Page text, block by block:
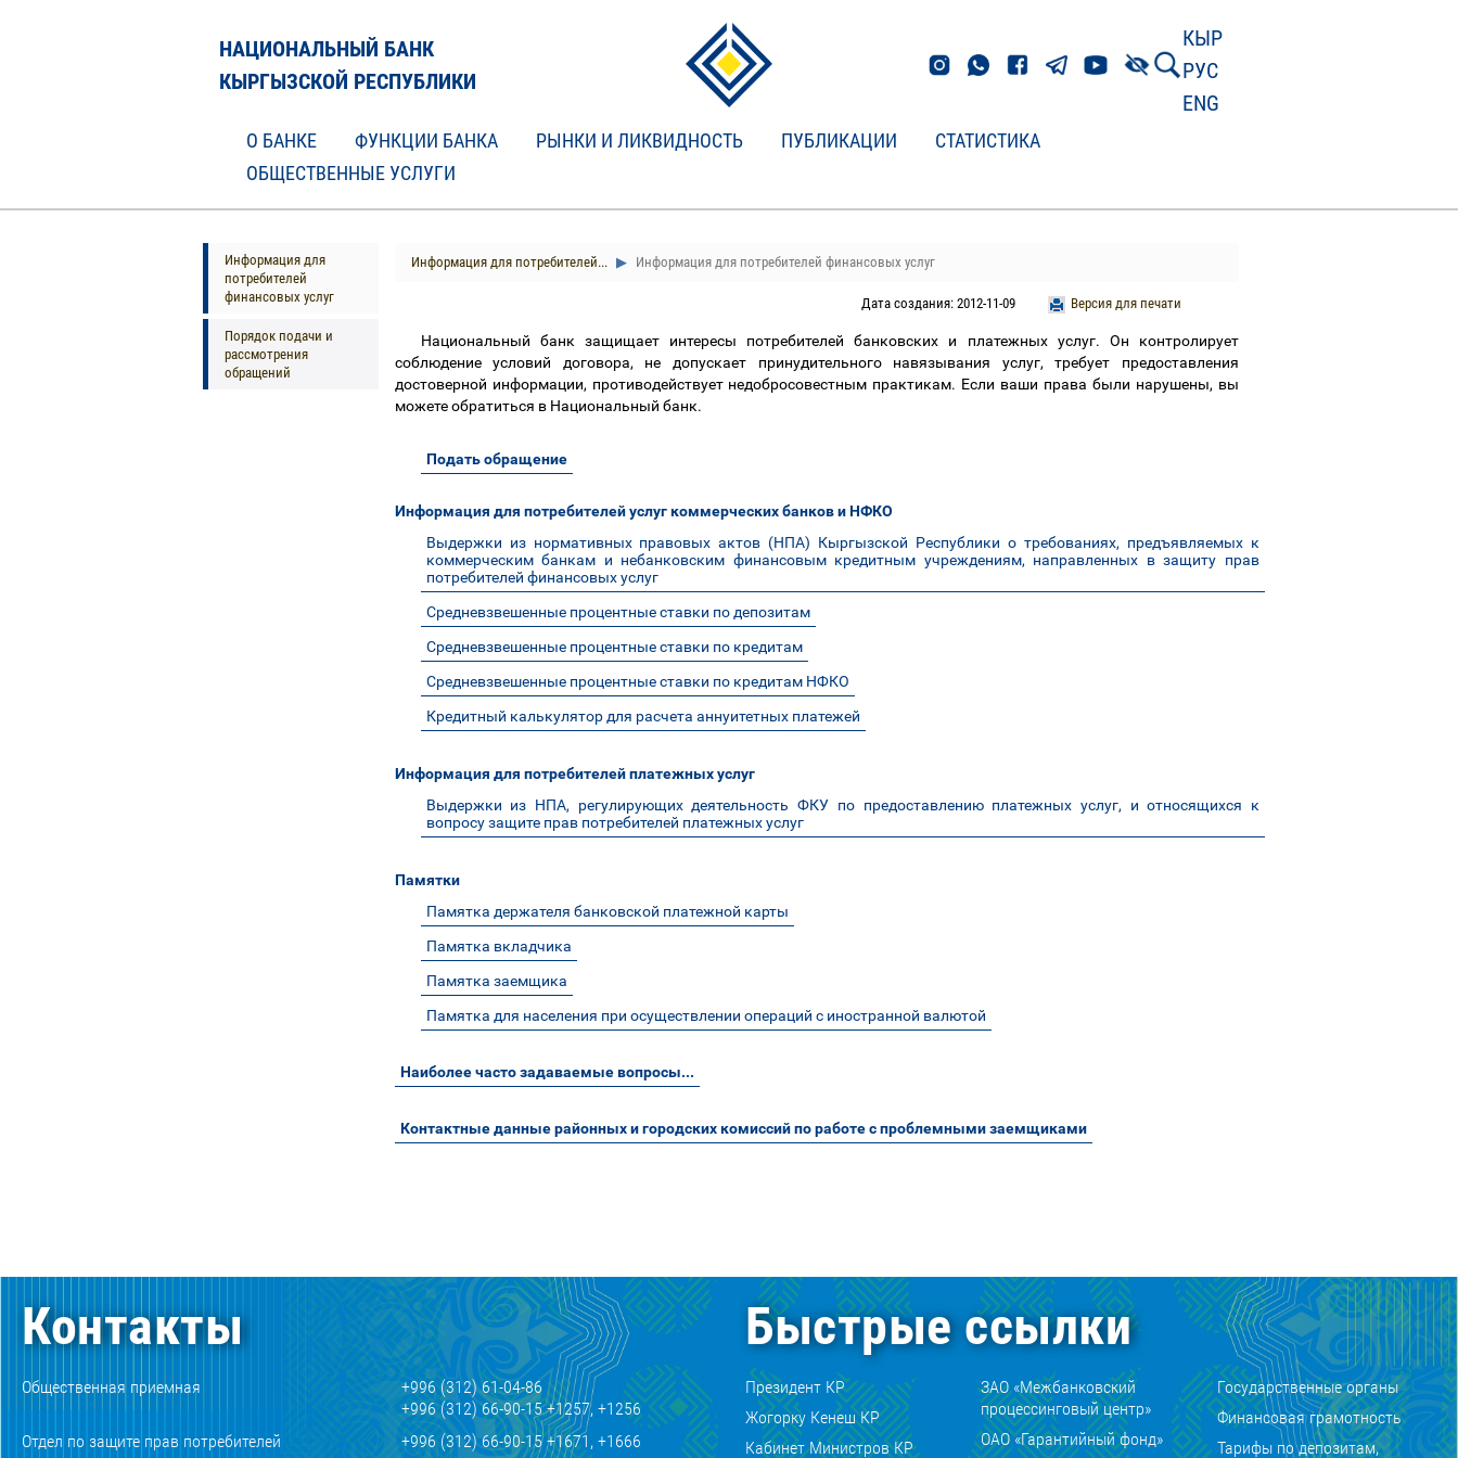
НАЦИОНАЛЬНЫЙ БАНК
КЫРГЫЗСКОЙ РЕСПУБЛИКИ
КЫР
РУС
ENG
О БАНКЕ ФУНКЦИИ БАНКА РЫНКИ И ЛИКВИДНОСТЬ ПУБЛИКАЦИИ
СТАТИСТИКА
ОБЩЕСТВЕННЫЕ УСЛУГИ
Информация для
потребителей
финансовых услуг
Порядок подачи и
рассмотрения
обращений
Информация для потребителей... Информация для потребителей финансовых услуг
Версия для печати
Дата создания: 2012-11-09
Национальный банк защищает интересы потребителей банковских и платежных услуг. Он контролирует
соблюдение условий договора, не допускает принудительного навязывания услуг, требует предоставления
достоверной информации, противодействует недобросовестным практикам. Если ваши права были нарушены, вы
можете обратиться в Национальный банк.
Подать обращение
Информация для потребителей услуг коммерческих банков и НФКО
Выдержки из нормативных правовых актов (НПА) Кыргызской Республики о требованиях, предъявляемых к
коммерческим банкам и небанковским финансовым кредитным учреждениям, направленных в защиту прав
потребителей финансовых услуг
Средневзвешенные процентные ставки по депозитам
Средневзвешенные процентные ставки по кредитам
Средневзвешенные процентные ставки по кредитам НФКО
Кредитный калькулятор для расчета аннуитетных платежей
Информация для потребителей платежных услуг
Выдержки из НПА, регулирующих деятельность ФКУ по предоставлению платежных услуг, и относящихся к
вопросу защите прав потребителей платежных услуг
Памятки
Памятка держателя банковской платежной карты
Памятка вкладчика
Памятка заемщика
Памятка для населения при осуществлении операций с иностранной валютой
Наиболее часто задаваемые вопросы...
Контактные данные районных и городских комиссий по работе с проблемными заемщиками
Контакты
Общественная приемная
+996 (312) 61-04-86
+996 (312) 66-90-15 +1257, +1256
Отдел по защите прав потребителей
+996 (312) 66-90-15 +1671, +1666
Быстрые ссылки
Президент КР
Жогорку Кенеш КР
Кабинет Министров КР
ЗАО «Межбанковский
процессинговый центр»
ОАО «Гарантийный фонд»
Государственные органы
Финансовая грамотность
Тарифы по депозитам,